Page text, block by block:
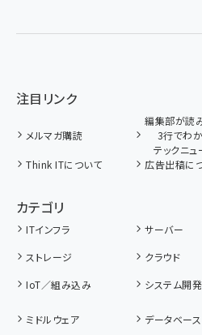
注目リンク
メルマガ購読
編集部が読
3行でわ
テックニュ
Think ITについて 広告出稿に
カテゴリ
ITインフラ サーバー
ストレージ
クラウド
IoT／組み込み
システム開発
ミドルウェア データベース